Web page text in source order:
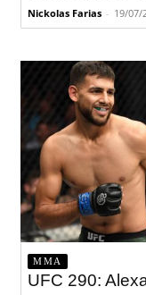
Nickolas Farias - 19/07/
MMA
UFC 290: